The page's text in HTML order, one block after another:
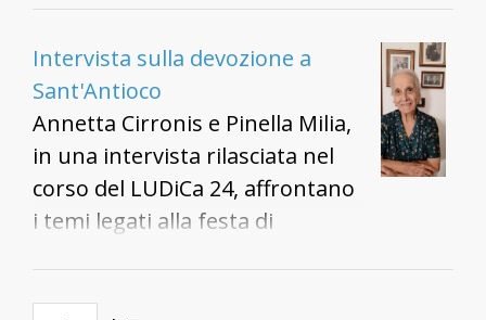
Intervista sulla devozione a
Sant'Antioco
Annetta Cirronis e Pinella Milia,
in una intervista rilasciata nel
corso del LUDiCa 24, affrontano
i temi legati alla festa di